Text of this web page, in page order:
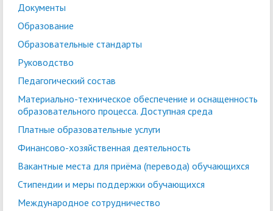
Документы
Образование
Образовательные стандарты
Руководство
Педагогический состав
Материально-техническое обеспечение и оснащенность
образовательного процесса. Доступная среда
Платные образовательные услуги
Финансово-хозяйственная деятельность
Вакантные места для приёма (перевода) обучающихся
Стипендии и меры поддержки обучающихся
Международное сотрудничество